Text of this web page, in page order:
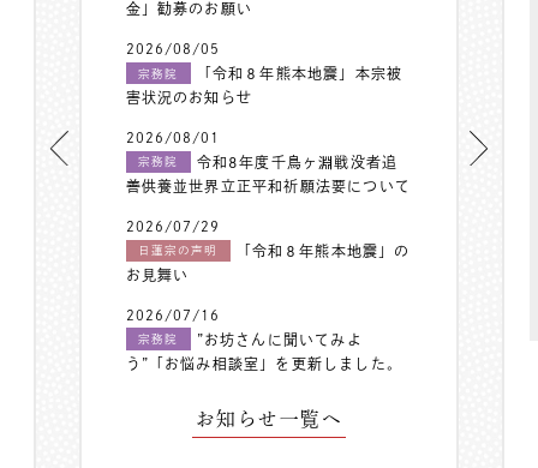
金」勧募のお願い
2026/08/05
宗務院
「令和８年熊本地震」本宗被
害状況のお知らせ
2026/08/01
宗務院
令和8年度千鳥ヶ淵戦没者追
善供養並世界立正平和祈願法要について
2026/07/29
日蓮宗の声明
「令和８年熊本地震」の
お見舞い
2026/07/16
宗務院
”お坊さんに聞いてみよ
う”「お悩み相談室」を更新しました。
お知らせ一覧へ